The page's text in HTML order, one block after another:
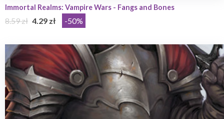
Immortal Realms: Vampire Wars - Fangs and Bones
8.59 zł 4.29 zł -50%